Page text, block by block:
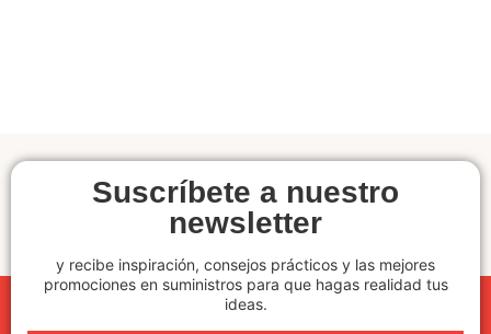
Suscríbete a nuestro
newsletter
y recibe inspiración, consejos prácticos y las mejores
promociones en suministros para que hagas realidad tus
ideas.